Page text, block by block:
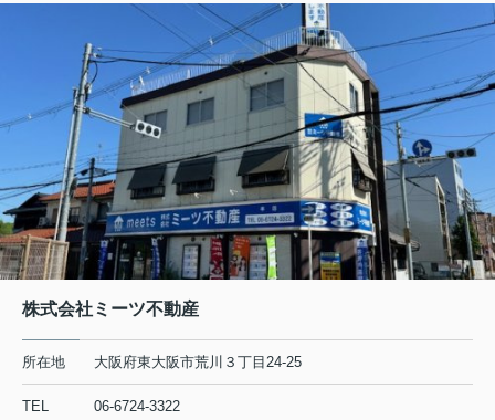
株式会社ミーツ不動産
所在地 大阪府東大阪市荒川３丁目24-25
TEL 06-6724-3322